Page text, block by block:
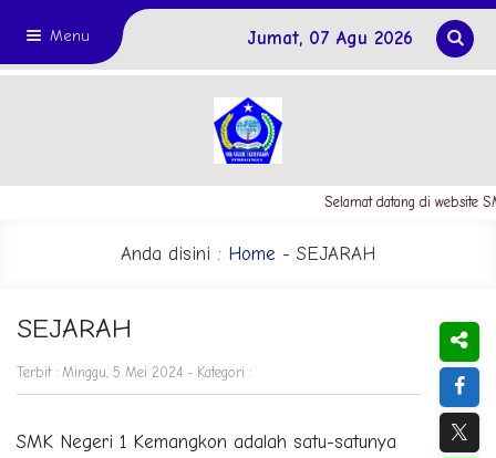
Menu Jumat, 07 Agu 2026
Selamat datang di website
Anda disini : Home - SEJARAH
SEJARAH
Terbit : Minggu, 5 Mei 2024 - Kategori :
SMK Negeri 1 Kemangkon adalah satu-satunya